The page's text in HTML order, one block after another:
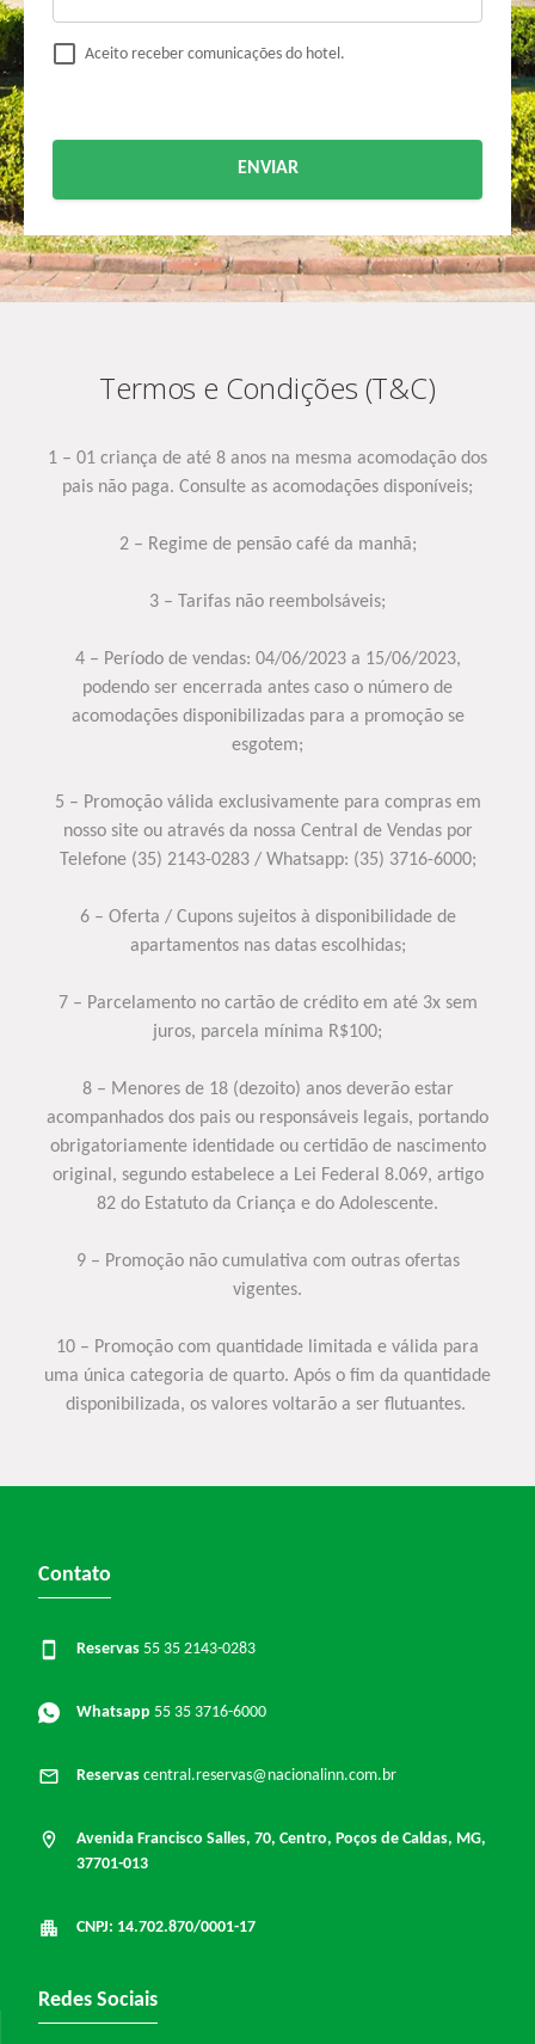
Aceito receber comunicações do hotel.
ENVIAR
Termos e Condições (T&C)
1 – 01 criança de até 8 anos na mesma acomodação dos
pais não paga. Consulte as acomodações disponíveis;
2 – Regime de pensão café da manhã;
3 – Tarifas não reembolsáveis;
4 – Período de vendas: 04/06/2023 a 15/06/2023,
podendo ser encerrada antes caso o número de
acomodações disponibilizadas para a promoção se
esgotem;
5 – Promoção válida exclusivamente para compras em
nosso site ou através da nossa Central de Vendas por
Telefone (35) 2143-0283 / Whatsapp: (35) 3716-6000;
6 – Oferta / Cupons sujeitos à disponibilidade de
apartamentos nas datas escolhidas;
7 – Parcelamento no cartão de crédito em até 3x sem
juros, parcela mínima R$100;
8 – Menores de 18 (dezoito) anos deverão estar
acompanhados dos pais ou responsáveis legais, portando
obrigatoriamente identidade ou certidão de nascimento
original, segundo estabelece a Lei Federal 8.069, artigo
82 do Estatuto da Criança e do Adolescente.
9 – Promoção não cumulativa com outras ofertas
vigentes.
10 – Promoção com quantidade limitada e válida para
uma única categoria de quarto. Após o fim da quantidade
disponibilizada, os valores voltarão a ser flutuantes.
Contato
Reservas 55 35 2143-0283
Whatsapp 55 35 3716-6000
Reservas central.reservas@nacionalinn.com.br
Avenida Francisco Salles, 70, Centro, Poços de Caldas, MG,
37701-013
CNPJ: 14.702.870/0001-17
Redes Sociais